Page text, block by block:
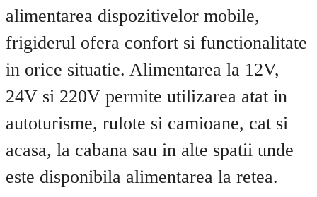
alimentarea dispozitivelor mobile,
frigiderul ofera confort si functionalitate
in orice situatie. Alimentarea la 12V,
24V si 220V permite utilizarea atat in
autoturisme, rulote si camioane, cat si
acasa, la cabana sau in alte spatii unde
este disponibila alimentarea la retea.